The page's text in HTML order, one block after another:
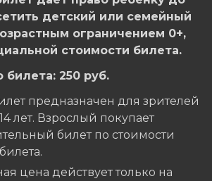
детский или семейный
ограничением 0+,
стоимости билета.
билета: 250 руб.
предназначен для зрителей
лет. Взрослый покупает
билет по стоимости
цена действует только на